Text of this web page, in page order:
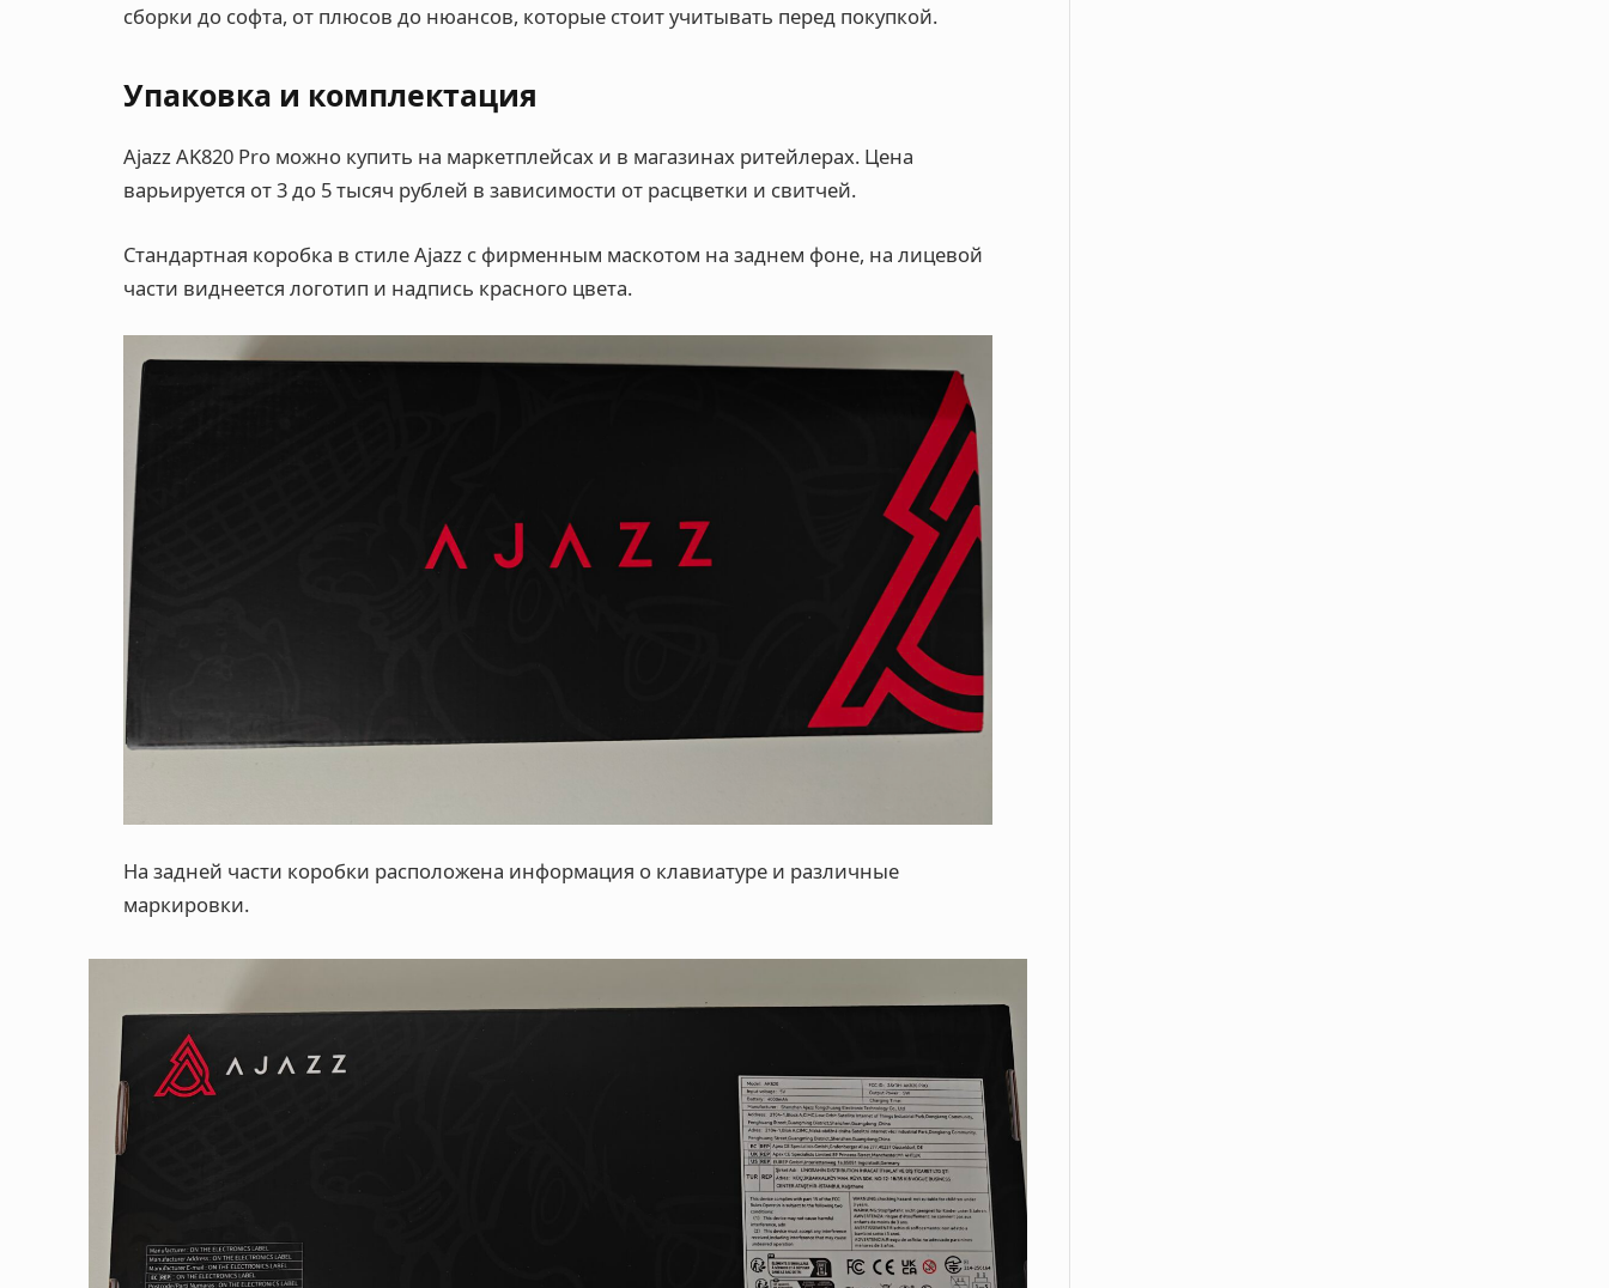
сборки до софта, от плюсов до нюансов, которые стоит учитывать перед покупкой.
Упаковка и комплектация
Ajazz AK820 Pro можно купить на маркетплейсах и в магазинах ритейлерах. Цена
варьируется от 3 до 5 тысяч рублей в зависимости от расцветки и свитчей.
Стандартная коробка в стиле Ajazz с фирменным маскотом на заднем фоне, на лицевой
части виднеется логотип и надпись красного цвета.
На задней части коробки расположена информация о клавиатуре и различные
маркировки.